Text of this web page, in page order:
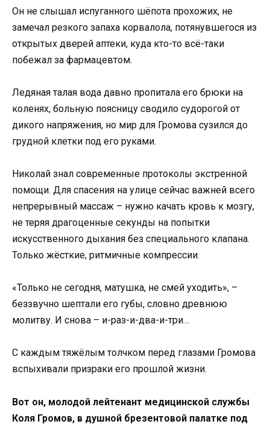
Он не слышал испуганного шёпота прохожих, не
замечал резкого запаха корвалола, потянувшегося из
открытых дверей аптеки, куда кто-то всё-таки
побежал за фармацевтом.
Ледяная талая вода давно пропитала его брюки на
коленях, больную поясницу сводило судорогой от
дикого напряжения, но мир для Громова сузился до
грудной клетки под его руками.
Николай знал современные протоколы экстренной
помощи. Для спасения на улице сейчас важней всего
непрерывный массаж – нужно качать кровь к мозгу,
не теряя драгоценные секунды на попытки
искусственного дыхания без специального клапана.
Только жёсткие, ритмичные компрессии.
«Только не сегодня, матушка, не смей уходить», –
беззвучно шептали его губы, словно древнюю
молитву. И снова – и-раз-и-два-и-три…
С каждым тяжёлым толчком перед глазами Громова
вспыхивали призраки его прошлой жизни.
Вот он, молодой лейтенант медицинской службы
Коля Громов, в душной брезентовой палатке под